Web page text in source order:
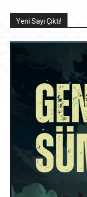
Yeni Sayı Çıktı!